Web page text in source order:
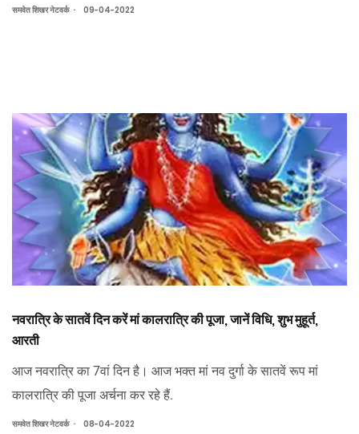
समवेत शिखर नेटवर्क . 09-04-2022
नवरात्रि के सातवें दिन करें मां कालरात्रि की पूजा, जानें विधि, शुभ मुहूर्त,
आरती
आज नवरात्रि का 7वां दिन है। आज भक्त मां नव दुर्गा के सातवें रूप मां
कालरात्रि की पूजा अर्चना कर रहे हैं.
समवेत शिखर नेटवर्क . 08-04-2022